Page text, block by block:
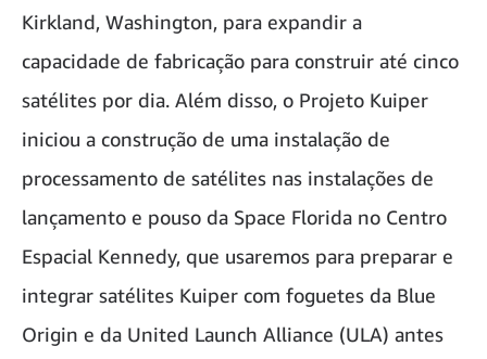
Kirkland, Washington, para expandir a
capacidade de fabricação para construir até cinco
satélites por dia. Além disso, o Projeto Kuiper
iniciou a construção de uma instalação de
processamento de satélites nas instalações de
lançamento e pouso da Space Florida no Centro
Espacial Kennedy, que usaremos para preparar e
integrar satélites Kuiper com foguetes da Blue
Origin e da United Launch Alliance (ULA) antes